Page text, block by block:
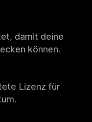
damit deine
können.
Lizenz für